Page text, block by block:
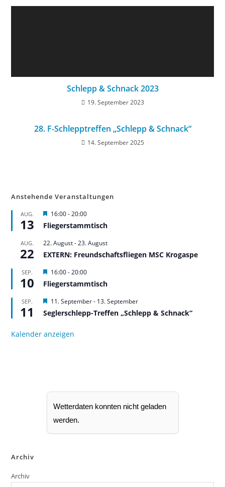
Schlepp & Schnack 2023
19. September 2023
28. F-Schlepptreffen „Schlepp & Schnack“
14. September 2025
Anstehende Veranstaltungen
AUG.
13
H
e
r
o
r
e
o
e
n
16:00-20:00
Fliegerstammtisch
AUG.
22
22. August-23. August
EXTERN: Freundschaftsfliegen MSC Krogaspe
SEP.
10
H
e
r
o
r
g
h
16:00-20:00
Fliegerstammtisch
SEP.
11
H
r
o
11. September- 13. September
Seglerschlepp-Treffen „Schlepp & Schnack“
Kalender anzeigen
Wetterdaten konnten nicht geladen
werden.
Archiv
Archiv